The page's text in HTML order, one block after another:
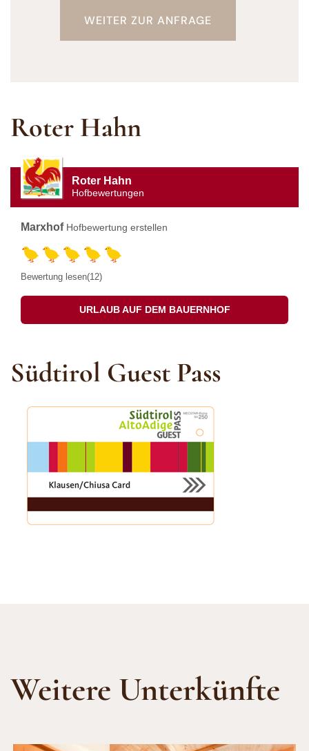
WEITER ZUR ANFRAGE
Roter Hahn
Roter Hahn
Hofbewertungen
Marxhof Hofbewertung erstellen
Bewertung lesen(12)
URLAUB AUF DEM BAUERNHOF
Südtirol Guest Pass
Weitere Unterkünfte